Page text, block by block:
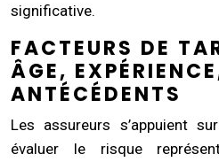
significative.
FACTEURS DE
ÂGE,
ANTÉCÉDENTS
Les assureurs s’appuient
évaluer le risque